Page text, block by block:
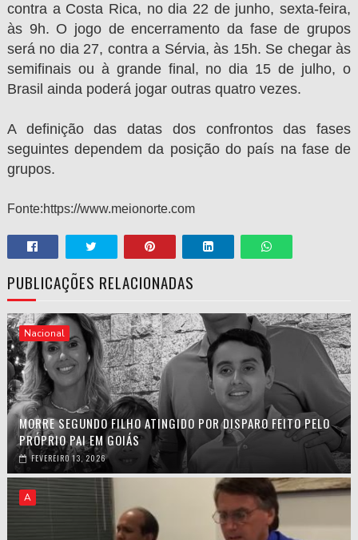
contra a Costa Rica, no dia 22 de junho, sexta-feira,
às 9h. O jogo de encerramento da fase de grupos
será no dia 27, contra a Sérvia, às 15h. Se chegar às
semifinais ou à grande final, no dia 15 de julho, o
Brasil ainda poderá jogar outras quatro vezes.
A definição das datas dos confrontos das fases
seguintes dependem da posição do país na fase de
grupos.
Fonte:https://www.meionorte.com
PUBLICAÇÕES RELACIONADAS
Nacional
MORRE SEGUNDO FILHO ATINGIDO POR DISPARO FEITO PELO
PRÓPRIO PAI EM GOIÁS
FEVEREIRO 13, 2026
A